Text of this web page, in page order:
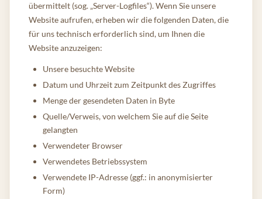
übermittelt (sog. „Server-Logfiles“). Wenn Sie unsere
Website aufrufen, erheben wir die folgenden Daten, die
für uns technisch erforderlich sind, um Ihnen die
Website anzuzeigen:
Unsere besuchte Website
Datum und Uhrzeit zum Zeitpunkt des Zugriffes
Menge der gesendeten Daten in Byte
Quelle/Verweis, von welchem Sie auf die Seite
gelangten
Verwendeter Browser
Verwendetes Betriebssystem
Verwendete IP-Adresse (ggf.: in anonymisierter
Form)